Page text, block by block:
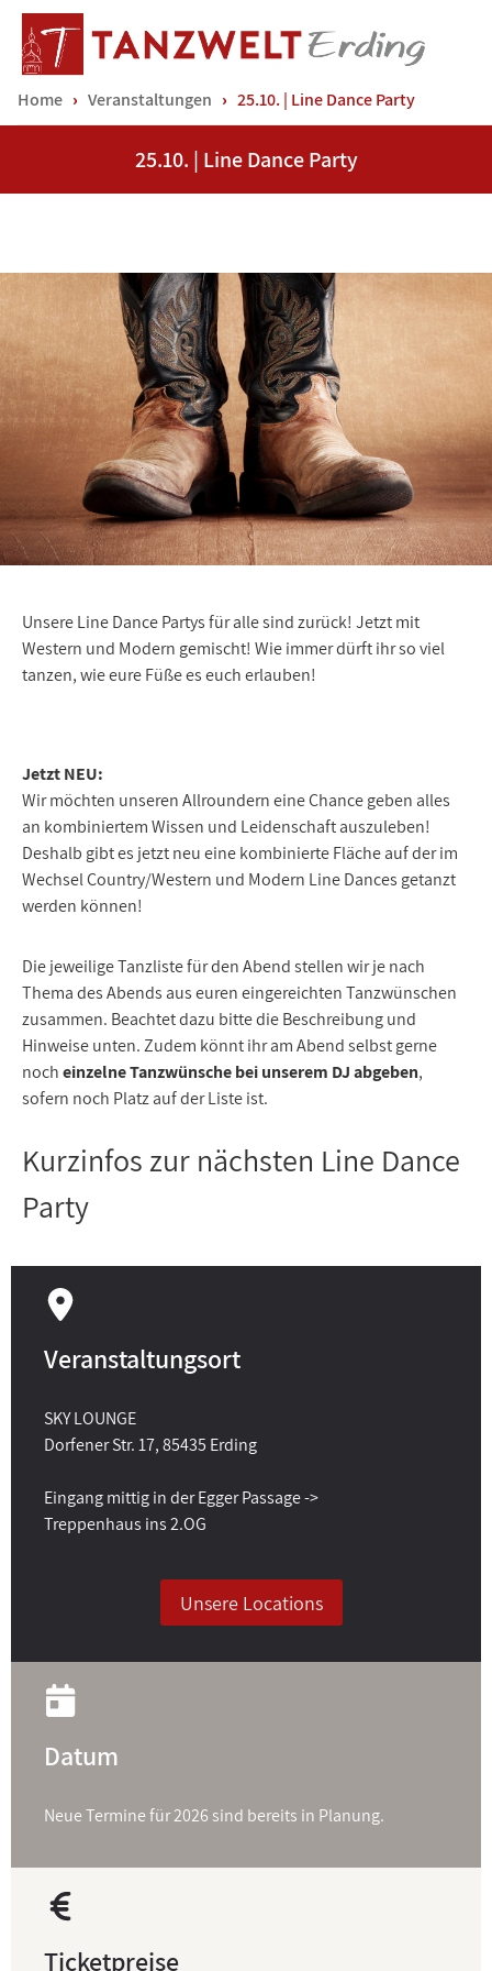
Home Veranstaltungen 25.10. | Line Dance Party
25.10. | Line Dance Party
Unsere Line Dance Partys für alle sind zurück! Jetzt mit
Western und Modern gemischt! Wie immer dürft ihr so viel
tanzen, wie eure Füße es euch erlauben!
Jetzt NEU:
Wir möchten unseren Allroundern eine Chance geben alles
an kombiniertem Wissen und Leidenschaft auszuleben!
Deshalb gibt es jetzt neu eine kombinierte Fläche auf der im
Wechsel Country/Western und Modern Line Dances getanzt
werden können!
Die jeweilige Tanzliste für den Abend stellen wir je nach
Thema des Abends aus euren eingereichten Tanzwünschen
zusammen. Beachtet dazu bitte die Beschreibung und
Hinweise unten. Zudem könnt ihr am Abend selbst gerne
nocheinzelne Tanzwünsche bei unserem DJ abgeben,
sofern noch Platz auf der Liste ist.
Kurzinfos zur nächsten Line Dance
Party
Veranstaltungsort
SKY LOUNGE
Dorfener Str. 17, 85435 Erding
Eingang mittig in der Egger Passage ->
Treppenhaus ins 2.OG
Unsere Locations
Datum
Neue Termine für 2026 sind bereits in Planung.
Ticketpreise